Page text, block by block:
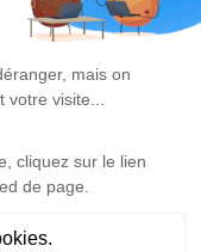
estdisponible